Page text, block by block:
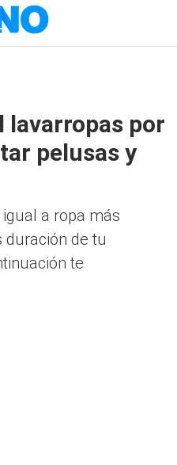
lavarropas por
pelusas y
a ropa más
duración de tu
te